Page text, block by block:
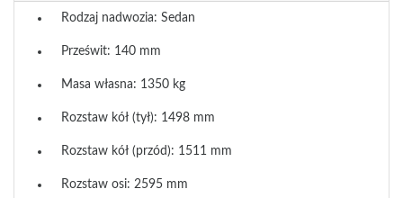
Rodzaj nadwozia: Sedan
Prześwit: 140 mm
Masa własna: 1350 kg
Rozstaw kół (tył): 1498 mm
Rozstaw kół (przód): 1511 mm
Rozstaw osi: 2595 mm